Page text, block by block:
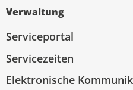
Verwaltung
Serviceportal
Servicezeiten
Elektronische